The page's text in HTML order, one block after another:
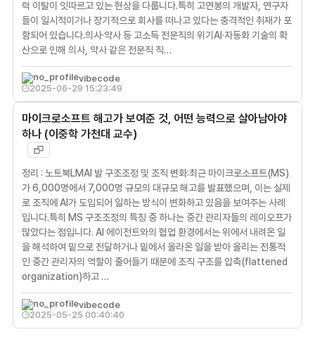
력 이탈이 잇따르고 있는 현상을 다룹니다.특히 고연봉의 개발자, 연구자
들이 일시적이거나 장기적으로 회사를 떠나고 있다는 충격적인 취재가 포
함되어 있습니다.의사·약사 등 고소득 전문직의 위기AI·자동화 기술의 확
산으로 인해 의사, 약사 같은 전문직 직…
vibecode
2025-06-29 15:23:49
마이크로소프트 해고가 보여준 것, 어떤 능력으로 살아남아야
하나 (이중학 가천대 교수)
정리 : 노트북LMAI 발 구조조정 및 조직 변화:최근 마이크로소프트(MS)
가 6,000명에서 7,000명 규모의 대규모 해고를 발표했으며, 이는 실제
로 조직에 AI가 도입되어 일하는 방식이 변화하고 있음을 보여주는 사례
입니다.특히 MS 구조조정의 특징 중 하나는 중간 관리자들의 레이오프가
많았다는 점입니다. AI 에이전트와의 협업 환경에서는 위에서 내려온 일
을 해석하여 밑으로 전달하거나 밑에서 올라온 일을 받아 올리는 전통적
인 중간 관리자의 역할이 줄어들기 때문에 조직 구조를 압축(flattened
organization)하고 …
vibecode
2025-05-25 00:40:40